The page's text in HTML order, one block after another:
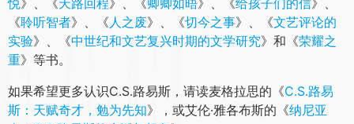
评，以及阐明基督教精义的作品，不下五十多本。有名的代
表作当首推七部描写“纳尼亚王国”的系列童话。这些作品在他
于1963年逝世后，仍持续再版发行，盛况至今不衰。
苦的奥秘》等神学作品，也有《 裸颜》、《纳尼亚传奇》七
部曲（又译“纳尼亚王国神奇历险记”）、《太空》三部曲